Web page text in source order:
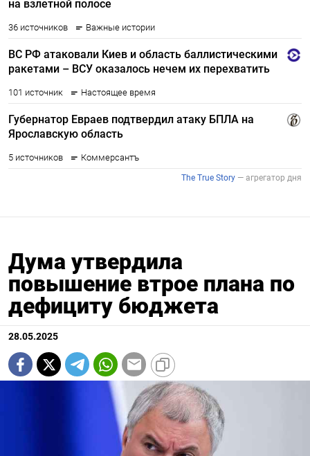
Дума утвердила
повышение втрое плана по
дефициту бюджета
28.05.2025